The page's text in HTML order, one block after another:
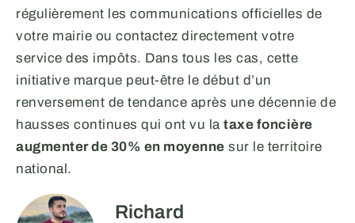
régulièrement les communications officielles de
votre mairie ou contactez directement votre
service des impôts. Dans tous les cas, cette
initiative marque peut-être le début d’un
renversement de tendance après une décennie de
hausses continues qui ont vu la taxe foncière
augmenter de 30% en moyenne sur le territoire
national.
Richard